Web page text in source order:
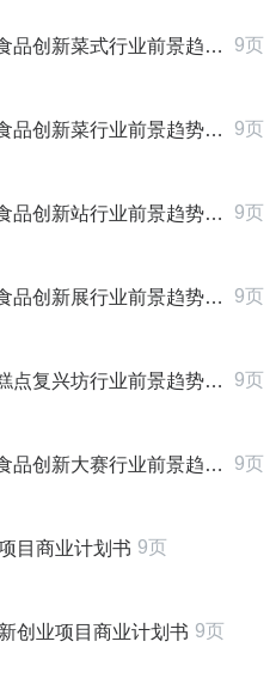
前景趋势预测及发展战略咨询报告 9页
前景趋势预测及发展战略咨询报告 9页
前景趋势预测及发展战略咨询报告 9页
前景趋势预测及发展战略咨询报告 9页
前景趋势预测及发展战略咨询报告 9页
前景趋势预测及发展战略咨询报告 9页
目商业计划书 9页
创业项目商业计划书 9页